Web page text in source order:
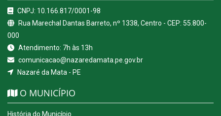
CNPJ: 10.166.817/0001-98
Rua Marechal Dantas Barreto, nº 1338, Centro - CEP: 55.800-
000
Atendimento: 7h às 13h
comunicacao@nazaredamata.pe.gov.br
Nazaré da Mata - PE
O MUNICÍPIO
História do Município